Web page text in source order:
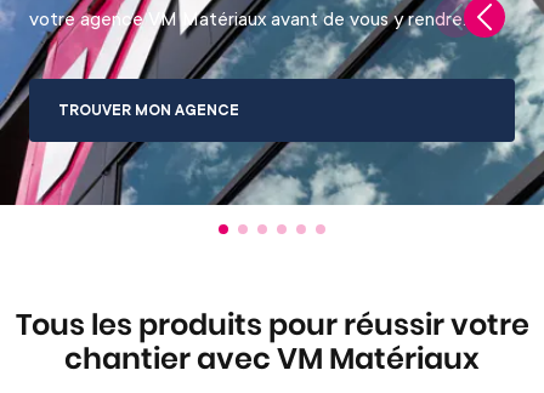
votre agence VM Matériaux avant de vous y rendre.
TROUVER MON AGENCE
Tous les produits pour réussir votre
chantier avec VM Matériaux